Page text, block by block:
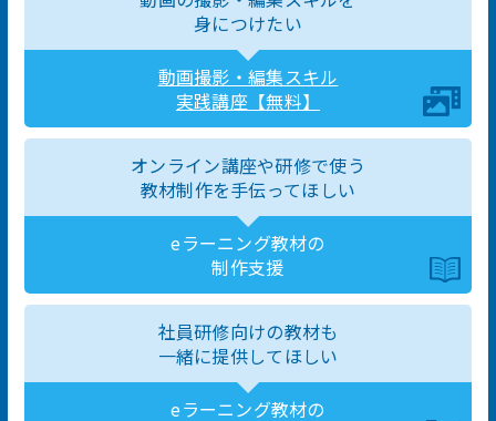
身につけたい
動画撮影・編集スキル
実践講座【無料】
オンライン講座や研修で使う
教材制作を手伝ってほしい
eラーニング教材の
制作支援
社員研修向けの教材も
一緒に提供してほしい
eラーニング教材の